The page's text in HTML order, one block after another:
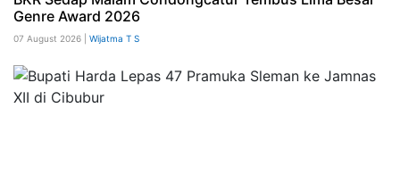
Genre Award 2026
07 August 2026 | Wijatma T S